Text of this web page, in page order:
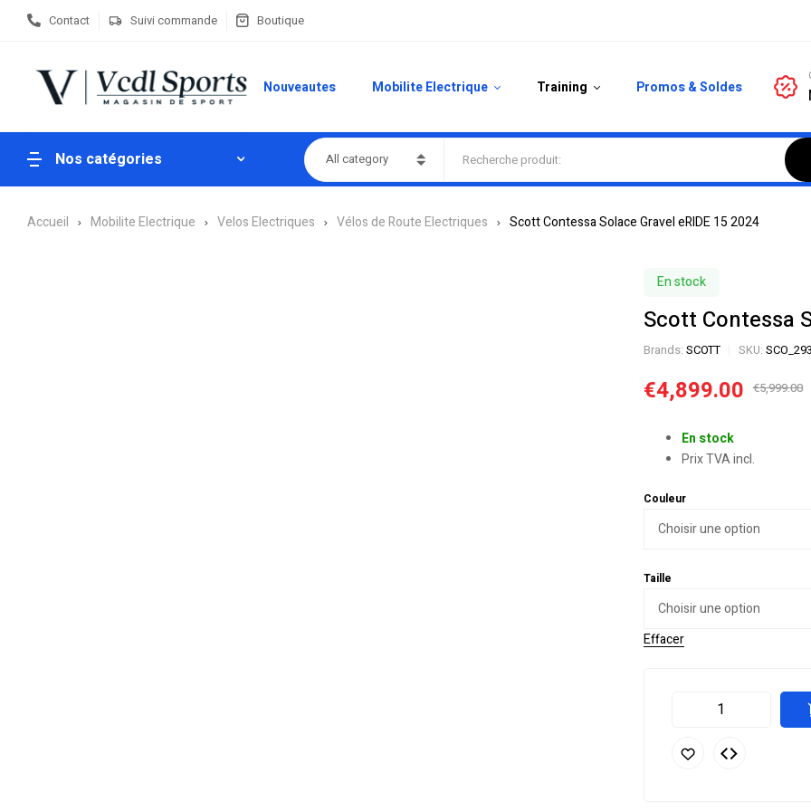
Contact Suivi commande Boutique
Nouveautes Mobilite Electrique Training Promos & Soldes
Nos catégories All category
Accueil Mobilite Electrique Velos Electriques Vélos de Route Electriques Scott Contessa Solace Gravel eRIDE 15 2024
En stock
Scott Contessa
Brands: SCOTT SKU:
€5,999.00
€4,899.00
En stock
Prix TVA incl.
Couleur
Taille
Effacer